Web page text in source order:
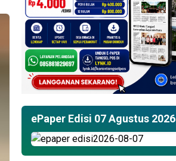
ePaper Edisi 07 Agustus 2026